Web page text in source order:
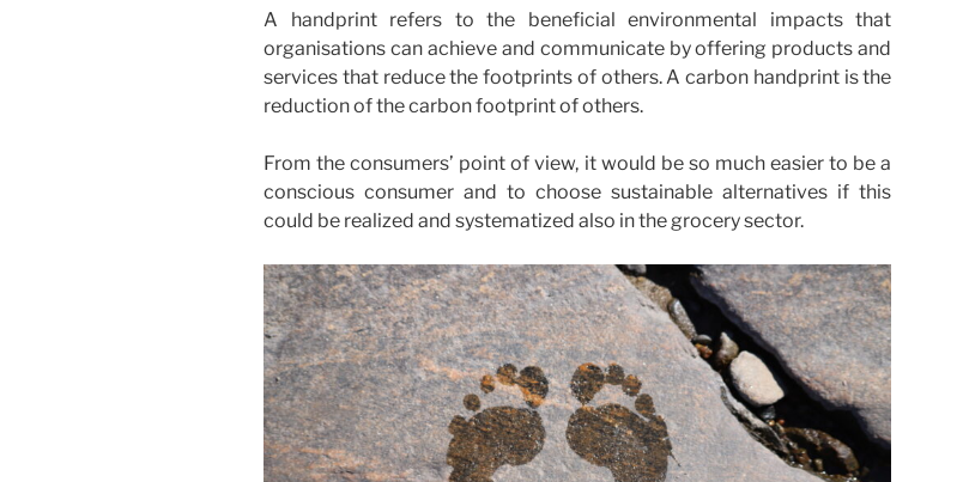
A handprint refers to the beneficial environmental impacts that
organisations can achieve and communicate by offering products and
services that reduce the footprints of others. A carbon handprint is the
reduction of the carbon footprint of others.
From the consumers’ point of view, it would be so much easier to be a
conscious consumer and to choose sustainable alternatives if this
could be realized and systematized also in the grocery sector.